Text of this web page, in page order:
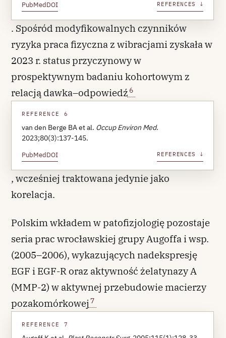
PubMedDOI REFERENCES ↓
. Spośród modyfikowalnych czynników
ryzyka praca fizyczna z wibracjami zyskała w
2023 r. status przyczynowy w
prospektywnym badaniu kohortowym z
relacją dawka–odpowiedź 6
REFERENCE 6
van den Berge BA et al. Occup Environ Med.
2023;80(3):137-145.
PubMedDOI REFERENCES ↓
, wcześniej traktowana jedynie jako
korelacja.
Polskim wkładem w patofizjologię pozostaje
seria prac wrocławskiej grupy Augoffa i wsp.
(2005–2006), wykazujących nadekspresję
EGF i EGF-R oraz aktywność żelatynazy A
(MMP-2) w aktywnej przebudowie macierzy
pozakomórkowej 7
REFERENCE 7